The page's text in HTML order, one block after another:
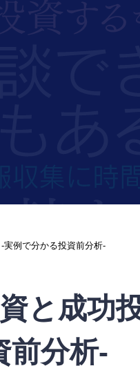
実例で分かる投資前分析-
と成功
前分析-